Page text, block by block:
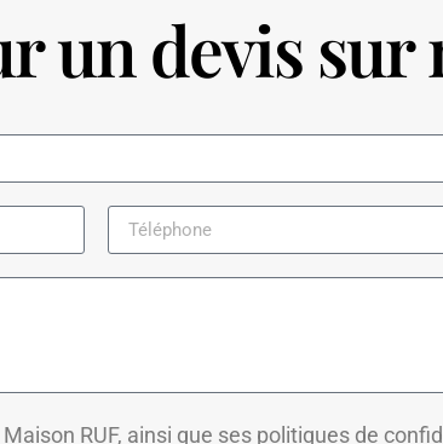
un devis sur
RUF, ainsi que ses politiques de